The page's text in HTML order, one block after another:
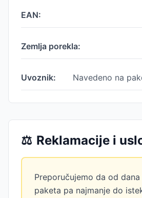
EAN:
Zemlja porekla:
Uvoznik: Navedeno na
⚖️ Reklamacije i
Preporučujemo da od
paketa pa najmanje do